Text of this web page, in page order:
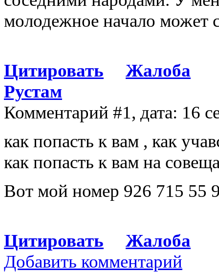
молодежное начало может
Цитировать
Жалоба
Рустам
Комментарий #1, дата: 16
как попасть к вам , как
как попасть к вам на
Вот мой номер 926 715 55
Цитировать
Жалоба
Добавить комментарий